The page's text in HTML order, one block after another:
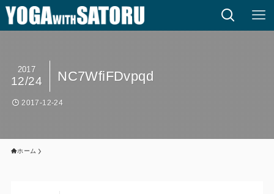
NC7WfiFDvpqd
2017
12/24
2017-12-24
ホーム